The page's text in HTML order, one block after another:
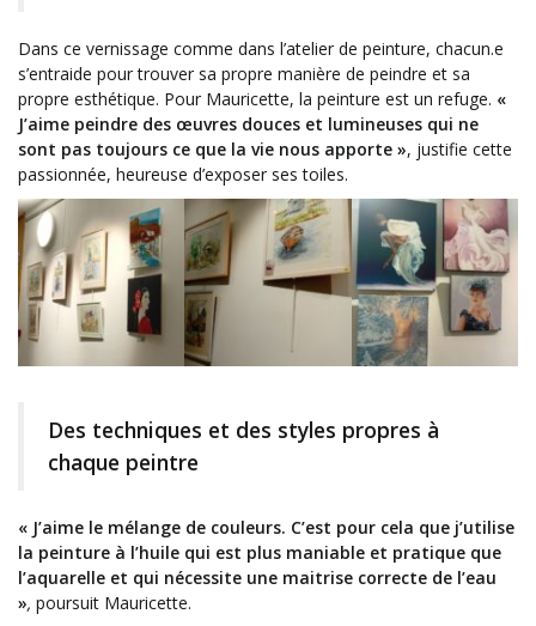
Dans ce vernissage comme dans l’atelier de peinture, chacun.e
s’entraide pour trouver sa propre manière de peindre et sa
propre esthétique. Pour Mauricette, la peinture est un refuge. «
J’aime peindre des œuvres douces et lumineuses qui ne
sont pas toujours ce que la vie nous apporte », justifie cette
passionnée, heureuse d’exposer ses toiles.
Des techniques et des styles propres à
chaque peintre
« J’aime le mélange de couleurs. C’est pour cela que j’utilise
la peinture à l’huile qui est plus maniable et pratique que
l’aquarelle et qui nécessite une maitrise correcte de l’eau
», poursuit Mauricette.